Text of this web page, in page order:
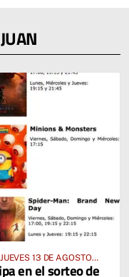
13 DE AGOSTO
en el sorteo de